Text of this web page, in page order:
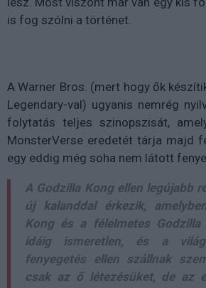
is fog szólni a történet.
A Warner Bros. (mert hogy ők
Legendary-val) ugyanis nemrég
folytatás teljes szinopszisát,
MonsterVerse eredetét tárja majd
egy eddig még soha nem látott
A Godzilla Kong ellen legújabb
új kalanddal érkezik,
Kong és a félelmetes Godzilla
idáig ismeretlen, és a
fenyegetés ellen szállnak
csak az ő létezésüket, de az